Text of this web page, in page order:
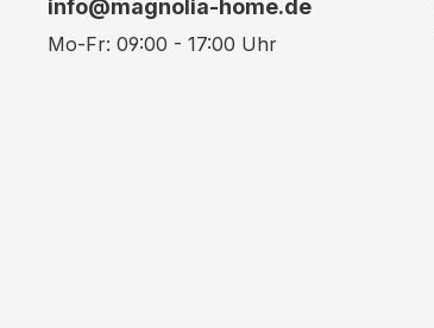
info@magnolia-home.de
Mo-Fr: 09:00 - 17:00 Uhr